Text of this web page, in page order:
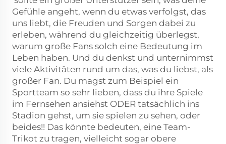
Gefühle angeht, wenn du etwas verfolgst, das
uns liebt, die Freuden und Sorgen dabei zu
erleben, während du gleichzeitig überlegst,
warum große Fans solch eine Bedeutung im
Leben haben. Und du denkst und unternimmst
viele Aktivitäten rund um das, was du liebst, als
großer Fan. Du magst zum Beispiel ein
Sportteam so sehr lieben, dass du ihre Spiele
im Fernsehen ansiehst ODER tatsächlich ins
Stadion gehst, um sie spielen zu sehen, oder
beides!! Das könnte bedeuten, eine Team-
Trikot zu tragen, vielleicht sogar obere